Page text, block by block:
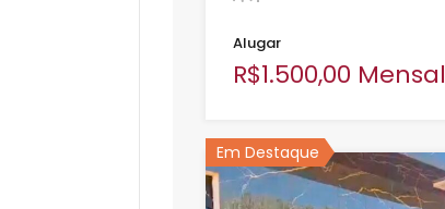
Alugar
R$1.500,00 Mensal
Em Destaque